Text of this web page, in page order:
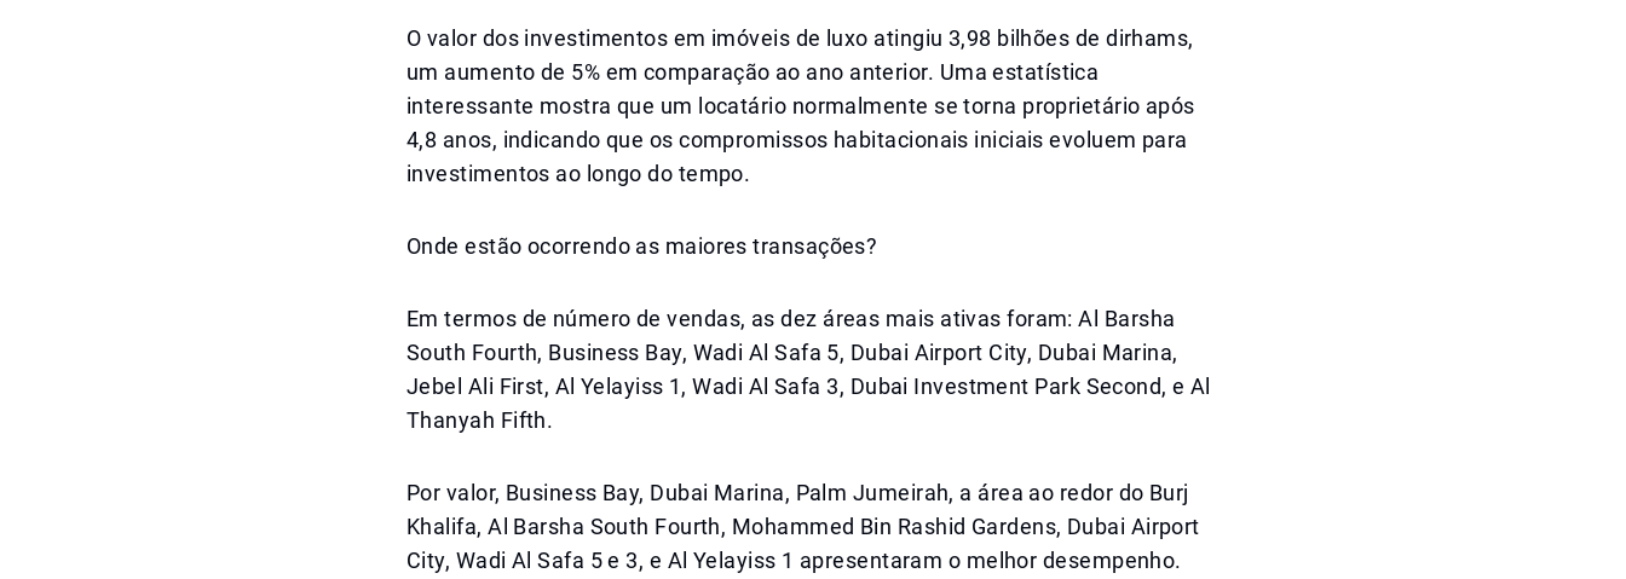
O valor dos investimentos em imóveis de luxo atingiu 3,98 bilhões de dirhams,
um aumento de 5% em comparação ao ano anterior. Uma estatística
interessante mostra que um locatário normalmente se torna proprietário após
4,8 anos, indicando que os compromissos habitacionais iniciais evoluem para
investimentos ao longo do tempo.
Onde estão ocorrendo as maiores transações?
Em termos de número de vendas, as dez áreas mais ativas foram: Al Barsha
South Fourth, Business Bay, Wadi Al Safa 5, Dubai Airport City, Dubai Marina,
Jebel Ali First, Al Yelayiss 1, Wadi Al Safa 3, Dubai Investment Park Second, e Al
Thanyah Fifth.
Por valor, Business Bay, Dubai Marina, Palm Jumeirah, a área ao redor do Burj
Khalifa, Al Barsha South Fourth, Mohammed Bin Rashid Gardens, Dubai Airport
City, Wadi Al Safa 5 e 3, e Al Yelayiss 1 apresentaram o melhor desempenho.